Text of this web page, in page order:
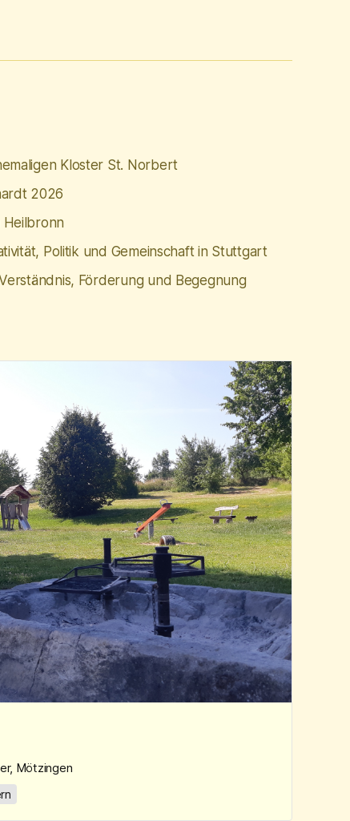
Kloster St. Norbert
2026
Heilbronn
Politik und Gemeinschaft in Stuttgart
Förderung und Begegnung
Mötzingen